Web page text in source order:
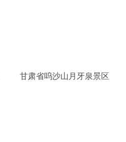
甘肃省呜沙山月牙泉景区